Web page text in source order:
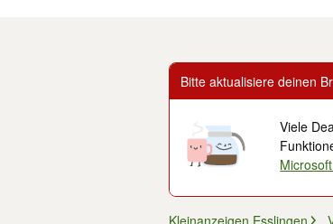
Bitte aktualisiere deinen
Viele
Kleinanzeigen Esslingen